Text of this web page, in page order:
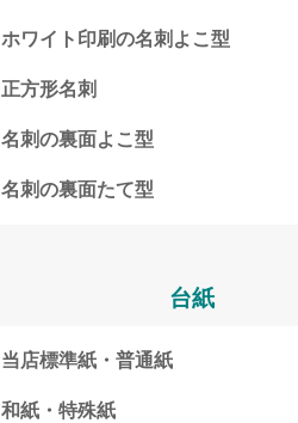
ホワイト印刷の名刺よこ型
正方形名刺
名刺の裏面よこ型
名刺の裏面たて型
台紙
当店標準紙・普通紙
和紙・特殊紙